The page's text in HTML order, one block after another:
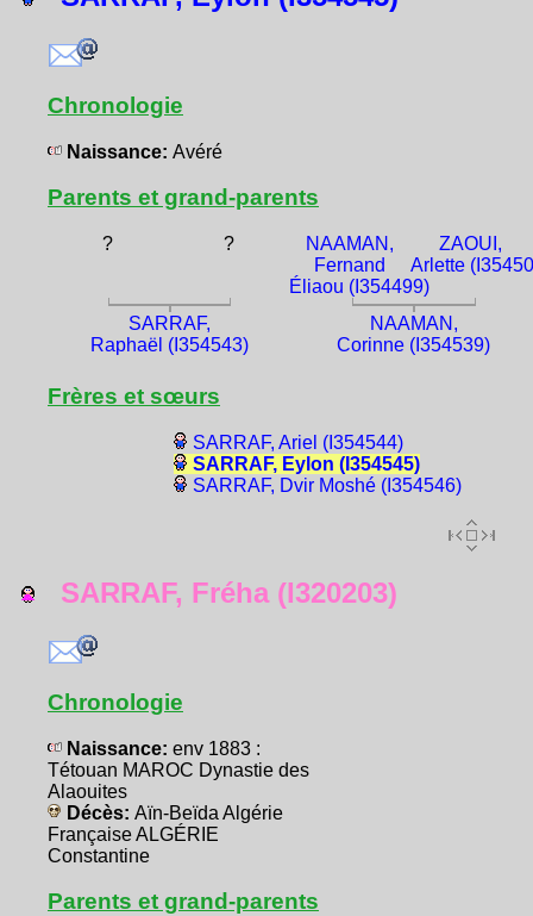
Chronologie
Naissance: Avéré
Parents et grand-parents
? ?
NAAMAN,
Fernand
Éliaou (I354499)
ZAOUI,
Arlette
SARRAF,
Raphaël (I354543)
NAAMAN,
Corinne (I354539)
Frères et sœurs
SARRAF, Ariel (I354544)
SARRAF, Eylon (I354545)
SARRAF, Dvir Moshé (I354546)
SARRAF, Fréha (I320203)
Chronologie
Naissance: env 1883 :
Tétouan MAROC Dynastie des
Alaouites
Décès: Aïn-Beïda Algérie
Française ALGÉRIE
Constantine
Parents et grand-parents